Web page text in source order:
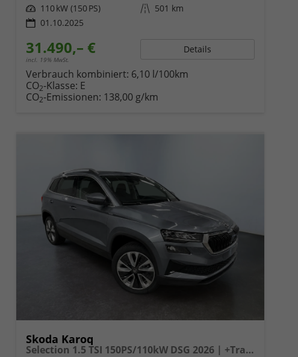
Leistung 110 kW (150 PS) Kilometerstand 501 km
01.10.2025
31.490,– €
incl. 19% MwSt.
Details
Verbrauch kombiniert: 6,10 l/100km
CO2-Klasse: E
CO2-Emissionen: 138,00 g/km
Skoda Karoq
Selection 1.5 TSI 150PS/110kW DSG 2026 | +TravelAssist +RFK & Parksensoren +Var. Gepäckraumboden